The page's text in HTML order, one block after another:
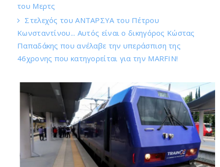
του Μερτς
Στελεχός του ΑΝΤΑΡΣΥΑ του Πέτρου
Κωνσταντίνου... Αυτός είναι ο δικηγόρος Κώστας
Παπαδάκης που ανέλαβε την υπεράσπιση της
46χρονης που κατηγορείται για την MARFIN!